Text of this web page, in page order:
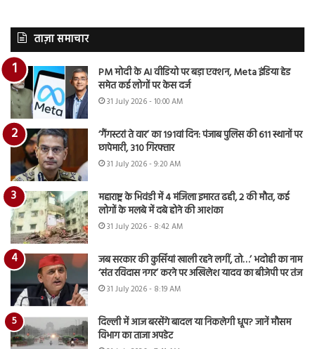
ताज़ा समाचार
PM मोदी के AI वीडियो पर बड़ा एक्शन, Meta इंडिया हेड
समेत कई लोगों पर केस दर्ज
31 July 2026 - 10:00 AM
‘गैंगस्टरां ते वार’ का 191वां दिन: पंजाब पुलिस की 611 स्थानों पर
छापेमारी, 310 गिरफ्तार
31 July 2026 - 9:20 AM
महाराष्ट्र के भिवंडी में 4 मंजिला इमारत ढही, 2 की मौत, कई
लोगों के मलबे में दबे होने की आशंका
31 July 2026 - 8:42 AM
जब सरकार की कुर्सियां खाली रहने लगीं, तो…’ भदोही का नाम
‘संत रविदास नगर’ करने पर अखिलेश यादव का बीजेपी पर तंज
31 July 2026 - 8:19 AM
दिल्ली में आज बरसेंगे बादल या निकलेगी धूप? जानें मौसम
विभाग का ताजा अपडेट